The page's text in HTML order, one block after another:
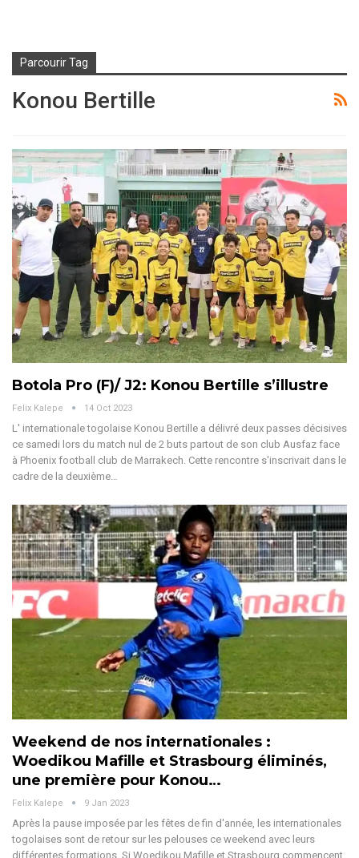
Parcourir Tag
Konou Bertille
Botola Pro (F)/ J2: Konou Bertille s’illustre
Felix Kalepe 14 Oct 2023
L' internationale togolaise Konou Bertille a délivré deux passes décisives
ce samedi lors du match nul de 2 buts partout de son club Ausfaz face
à Phoenix football club de Marrakech. Cette rencontre s'inscrivait dans le
cadre de la deuxième…
Weekend de nos internationales :
Woedikou Mafille et Strasbourg éliminés,
une première pour Konou…
Felix Kalepe 9 Jan 2023
Après la pause imposée par les fêtes de fin d'année, les internationales
togolaises sont de retour sur les pelouses ce weekend avec leurs
différentes formations. Si Woedikou Mafille et Strasbourg commencent